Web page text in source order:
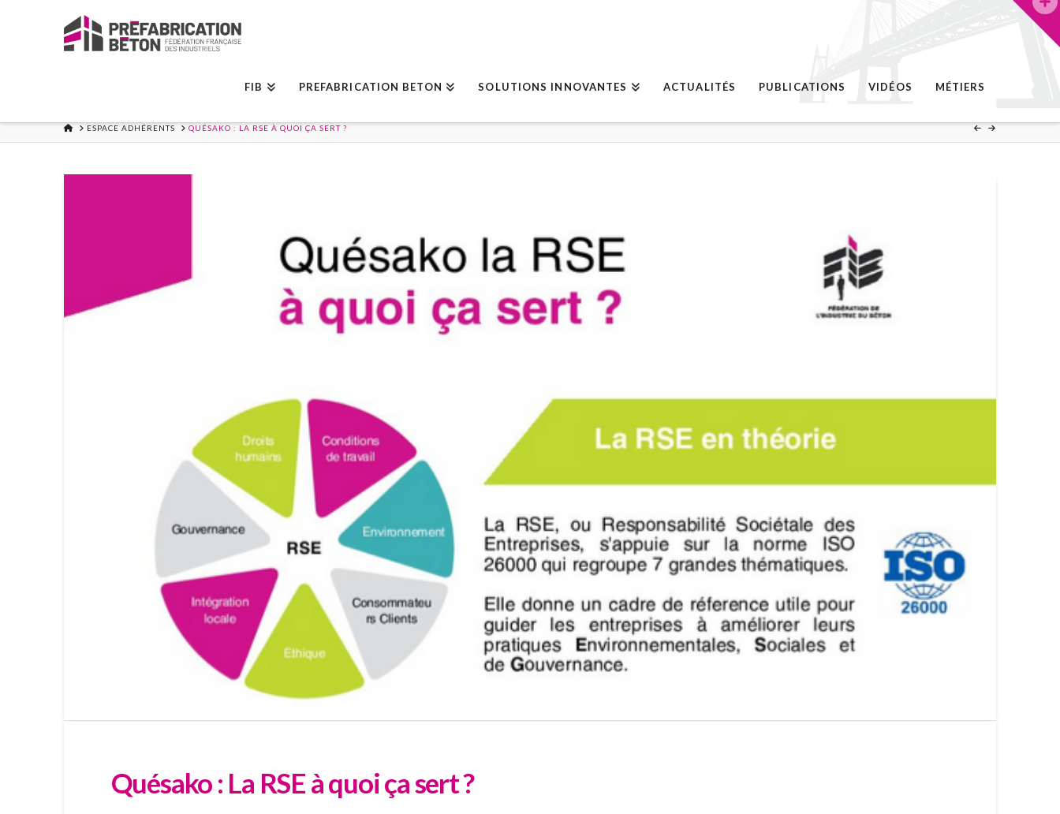
FIB PREFABRICATION BETON SOLUTIONS INNOVANTES ACTUALITÉS PUBLICATIONS VIDÉOS MÉTIERS
ACCUEIL
ESPACE ADHÉRENTS QUÉSAKO : LA RSE À QUOI ÇA SERT ?
Quésako : La RSE à quoi ça sert ?